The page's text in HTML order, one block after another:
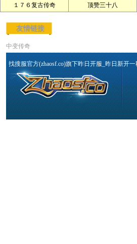
１７６复古传奇
顶赞三十八
友情链接
中变传奇
找搜服官方(zhaosf.co)旗下昨日开服_昨日新开